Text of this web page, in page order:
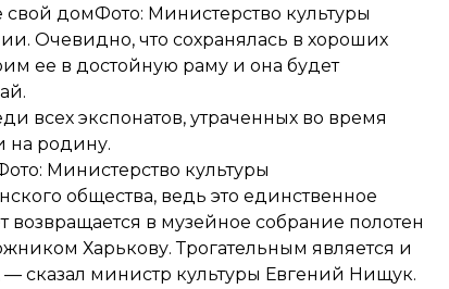
домФото: Министерство культуры
Очевидно, что сохранялась в хороших
ее в достойную раму и она будет
всех экспонатов, утраченных во время
на родину.
Министерство культуры
общества, ведь это единственное
возвращается в музейное собрание полотен
Харькову. Трогательным является и
— сказал министр культуры Евгений Нищук.